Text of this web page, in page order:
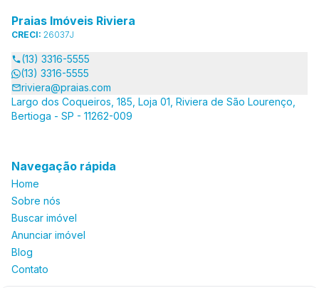
Praias Imóveis Riviera
CRECI: 26037J
(13) 3316-5555
(13) 3316-5555
riviera@praias.com
Largo dos Coqueiros, 185, Loja 01, Riviera de São Lourenço,
Bertioga - SP - 11262-009
Navegação rápida
Home
Sobre nós
Buscar imóvel
Anunciar imóvel
Blog
Contato